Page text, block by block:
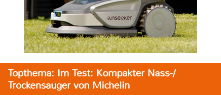
Topthema: Im Test: Kompakter Nass-/
Trockensauger von Michelin